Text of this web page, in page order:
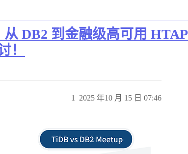
DB2 到金融级高可用
！
2025 年10 月 15 日 07:46
1